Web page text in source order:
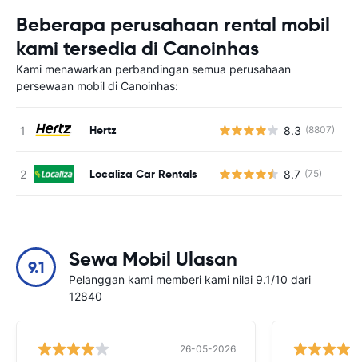
Beberapa perusahaan rental mobil
kami tersedia di Canoinhas
Kami menawarkan perbandingan semua perusahaan
persewaan mobil di Canoinhas:
Hertz 8.3 (8807)
Localiza Car Rentals 8.7 (75)
9.1 Sewa Mobil Ulasan
Pelanggan kami memberi kami nilai 9.1/10 dari
12840
26-05-2026